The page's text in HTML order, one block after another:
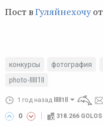
Пост вГуляйнехочуот
конкурсы фотография
photo-lllll1ll
1 год назад lllll1ll
0 318.266 GOLOS